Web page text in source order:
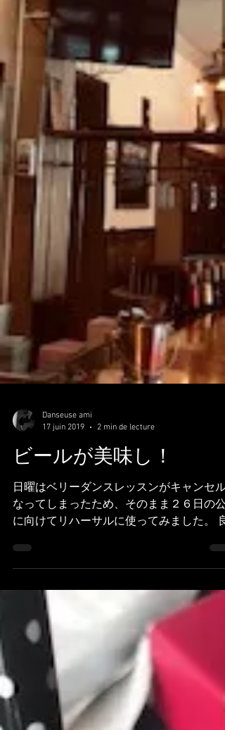
Danseuse ami
17 juin 2019
2 min de lecture
ビールが美味し！
なってしまったため、そのまま２６日の公
に向けてリハーサルに使ってみました。 良
いものができたら良いけど、、、汗 そして
その後、知人とサンマルタン運河を散歩し
飲みまくる。 月曜は夏らしさを感じる良い
お天気に恵まれました〜〜〜！...